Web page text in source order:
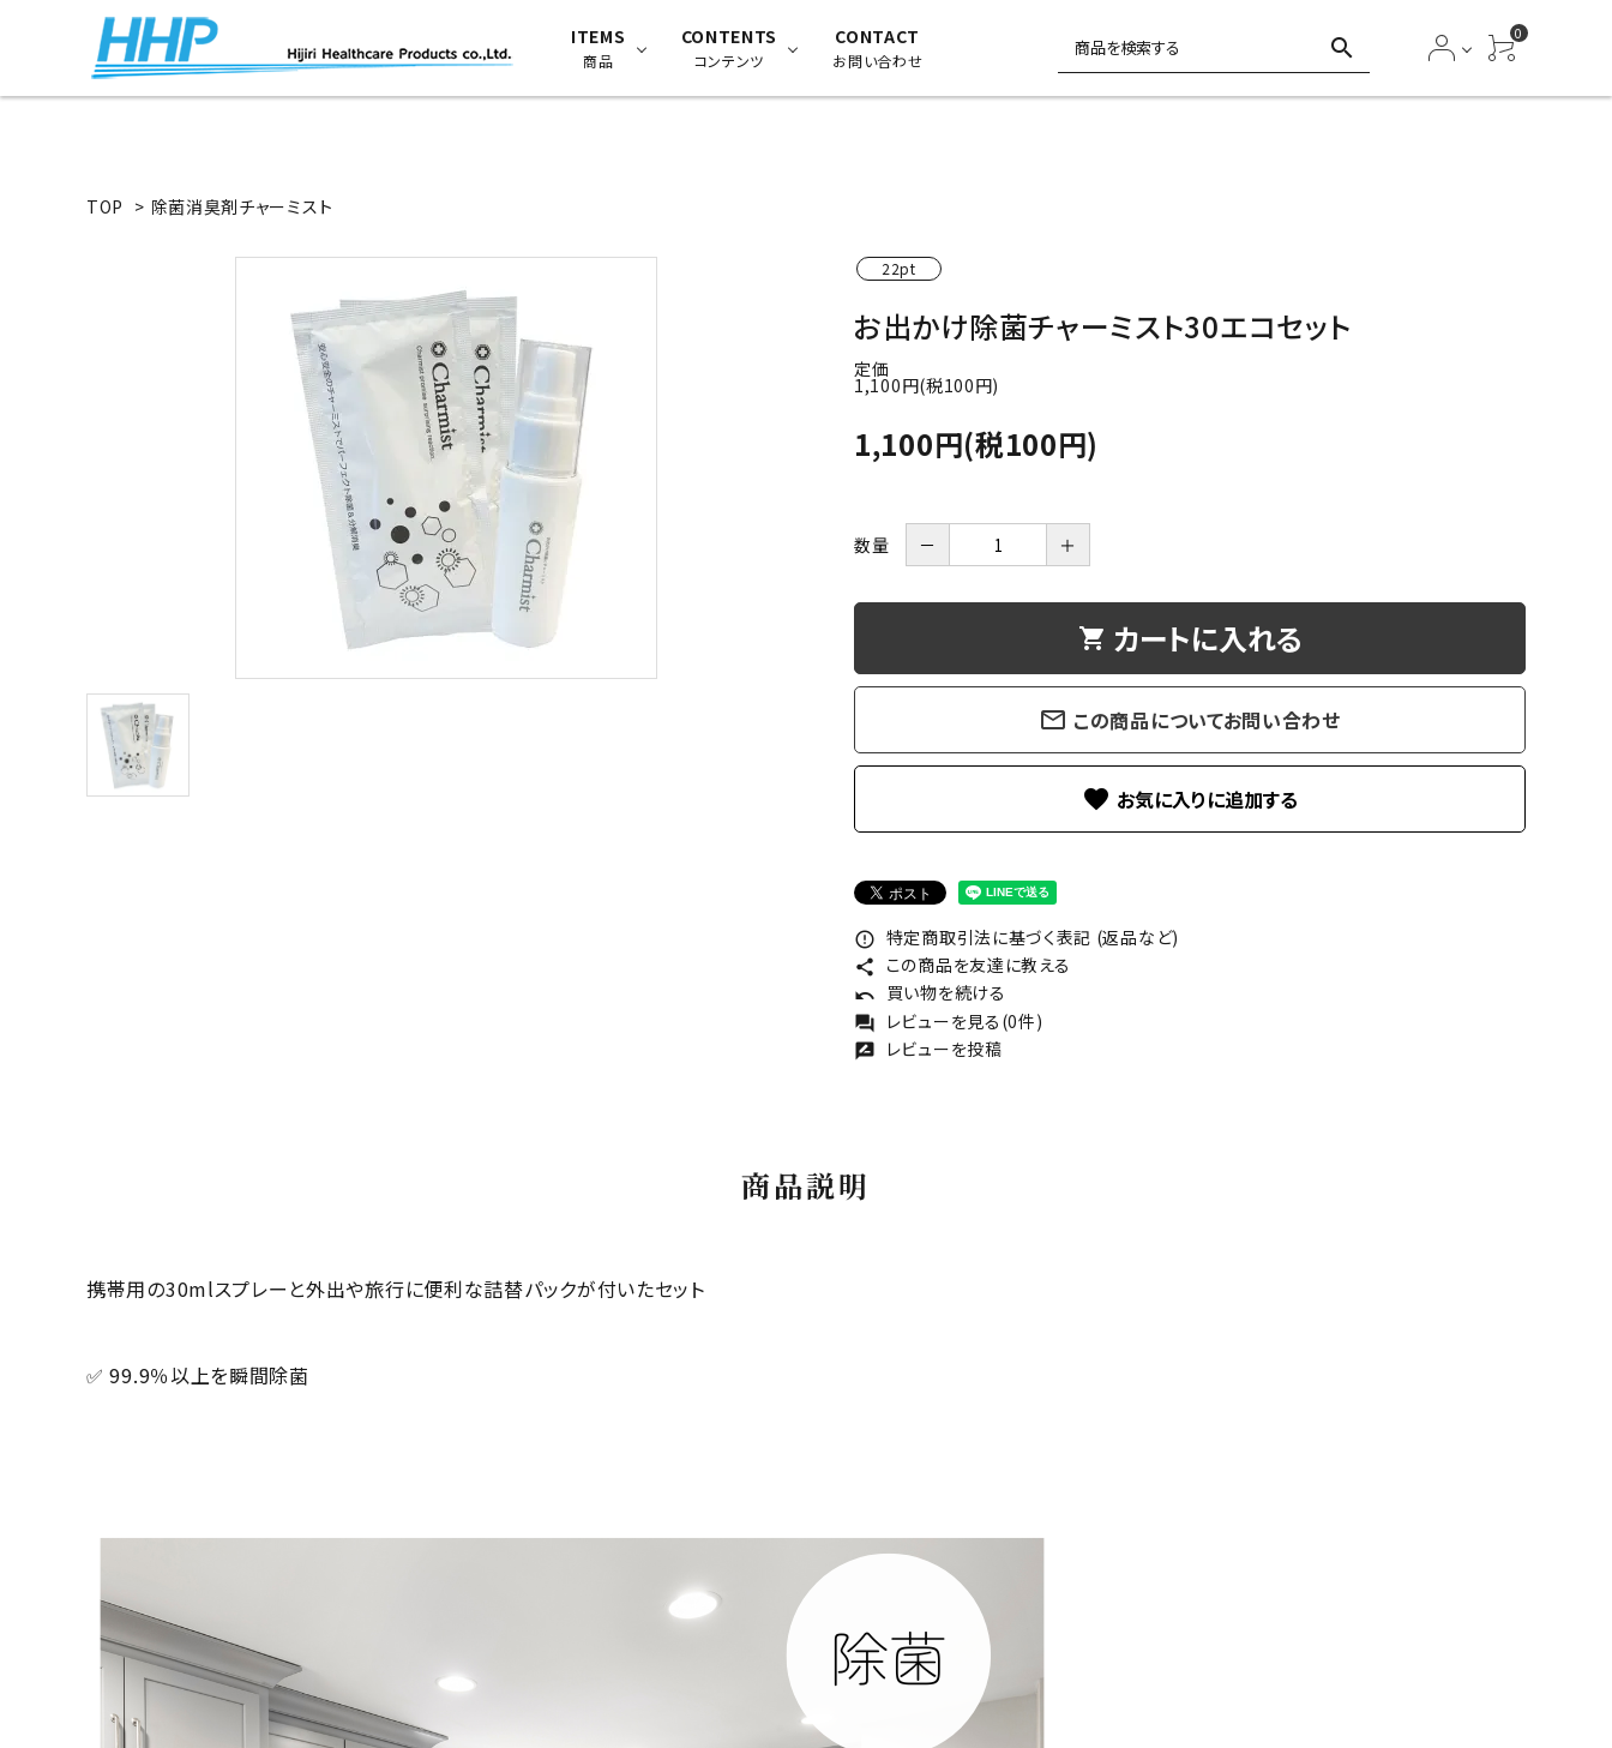
ITEMS
商品
CONTENTS
コンテンツ
CONTACT
お問い合わせ search
0
TOP > 除菌消臭剤チャーミスト
22pt
お出かけ除菌チャーミスト30エコセット
定価
1,100円(税100円)
1,100円(税100円)
数量 － ＋
shopping_cart カートに入れる
mail_outline この商品についてお問い合わせ
favorite
error_outline 特定商取引法に基づく表記 (返品など)
share この商品を友達に教える
undo 買い物を続ける
forum レビューを見る(0件)
rate_review レビューを投稿
商品説明
携帯用の30mlスプレーと外出や旅行に便利な詰替パックが付いたセット
✅ 99.9％以上を瞬間除菌